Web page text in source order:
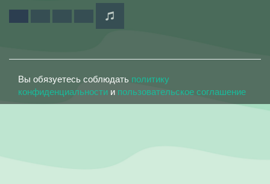
Вы обязуетесь соблюдать политику
конфиденциальности и пользовательское соглашение